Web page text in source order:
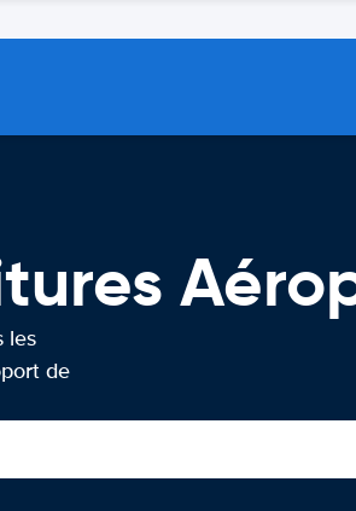
les
de